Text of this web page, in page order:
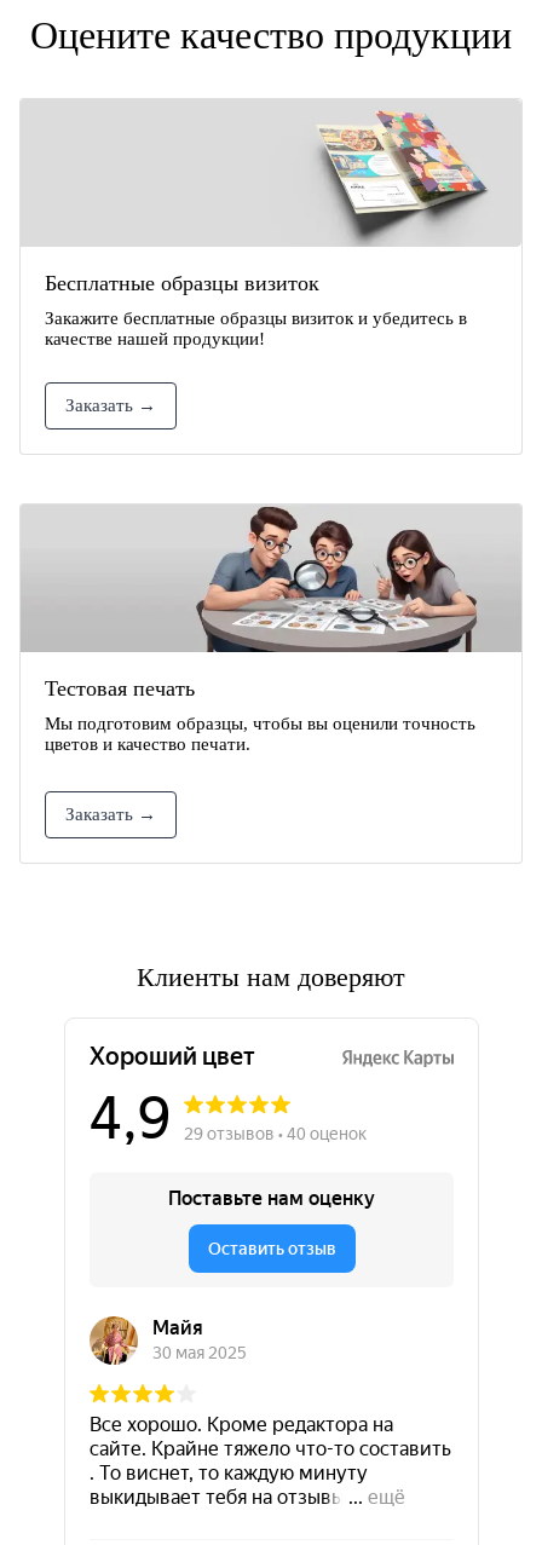
Оцените качество продукции
Бесплатные образцы визиток
Закажите бесплатные образцы визиток и убедитесь в
качестве нашей продукции!
Заказать →
Тестовая печать
Мы подготовим образцы, чтобы вы оценили точность
цветов и качество печати.
Заказать →
Клиенты нам доверяют